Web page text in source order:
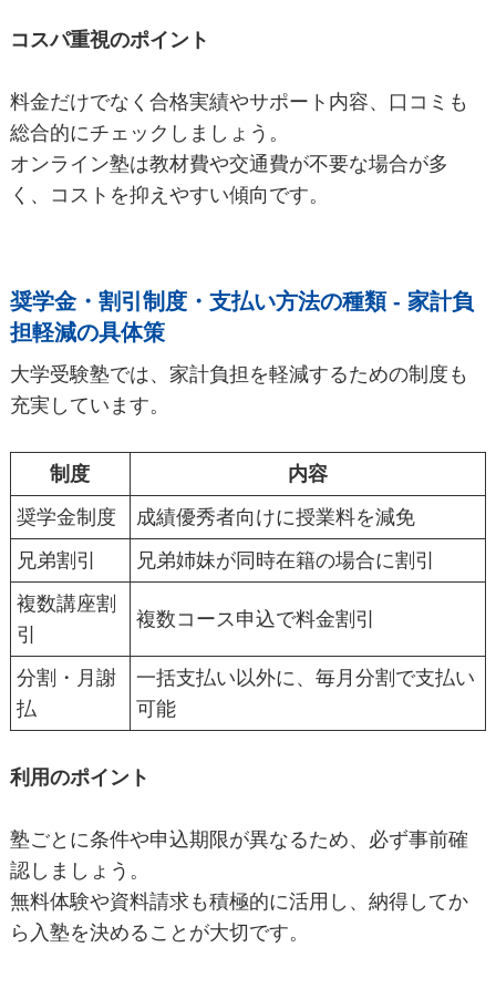
コスパ重視のポイント
料金だけでなく合格実績やサポート内容、口コミも
総合的にチェックしましょう。
オンライン塾は教材費や交通費が不要な場合が多
く、コストを抑えやすい傾向です。
奨学金・割引制度・支払い方法の種類 - 家計負
担軽減の具体策
大学受験塾では、家計負担を軽減するための制度も
充実しています。
制度
内容
奨学金制度
成績優秀者向けに授業料を減免
兄弟割引
兄弟姉妹が同時在籍の場合に割引
複数講座割
引
複数コース申込で料金割引
分割・月謝
払
一括支払い以外に、毎月分割で支払い
可能
利用のポイント
塾ごとに条件や申込期限が異なるため、必ず事前確
認しましょう。
無料体験や資料請求も積極的に活用し、納得してか
ら入塾を決めることが大切です。